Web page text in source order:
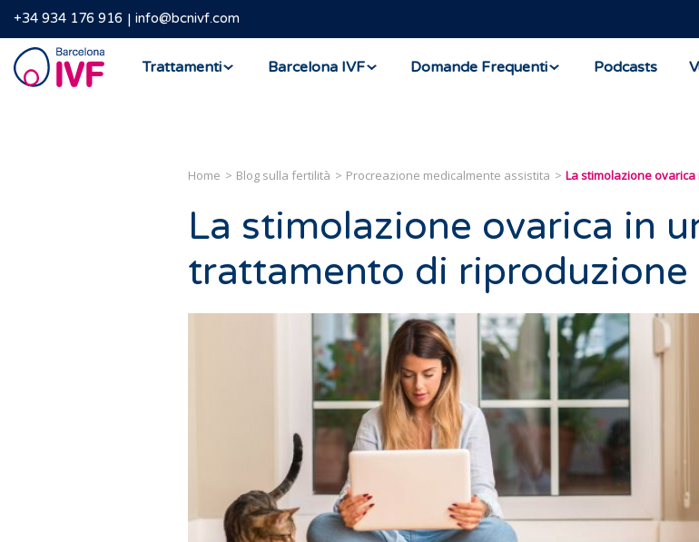
+34 934 176 916 info@bcnivf.com
Barcelona
IVF
Trattamenti Barcelona IVF Domande Frequenti Podcasts
Home Blog sulla fertilità Procreazione medicalmente assistita La stimolazione
La stimolazione ovarica in
trattamento di riproduzione